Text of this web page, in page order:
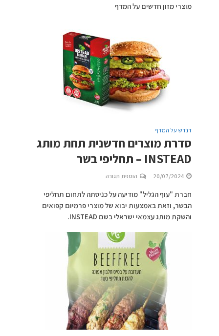
מוצרי מזון חדשים על המדף
דנדש על המדף
סדרת מוצרים חדשנית תחת מותג
INSTEAD – תחליפי בשר
20/07/2024 הוספת תגובה
חברת "עוף הגליל" מודיעה על כניסתה לתחום תחליפי
הבשר, וזאת באמצעות יבוא של מוצרי פרמיום קפואים
והשקת מותג עצמאי ישראלי בשם INSTEAD.